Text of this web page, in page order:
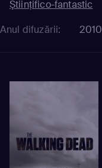
Ştiinţifico-fantastic
Anul difuzării:
2010